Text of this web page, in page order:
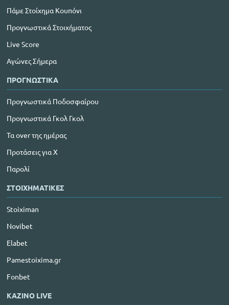
Πάμε Στοίχημα Κουπόνι
Προγνωστικά Στοιχήματος
Live Score
Αγώνες Σήμερα
ΠΡΟΓΝΩΣΤΙΚΑ
Προγνωστικά Ποδοσφαίρου
Προγνωστικά Γκολ Γκολ
Τα over της ημέρας
Προτάσεις για Χ
Παρολί
ΣΤΟΙΧΗΜΑΤΙΚΕΣ
Stoiximan
Novibet
Elabet
Pamestoixima.gr
Fonbet
ΚΑΖΙΝΟ LIVE